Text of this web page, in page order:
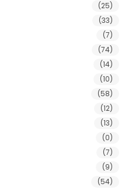
(25)
(33)
(7)
(74)
(14)
(10)
(58)
(12)
(13)
(0)
(7)
(9)
(54)